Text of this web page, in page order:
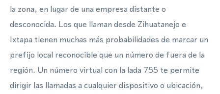
la zona, en lugar de una empresa distante o
desconocida. Los que llaman desde Zihuatanejo e
Ixtapa tienen muchas más probabilidades de marcar un
prefijo local reconocible que un número de fuera de la
región. Un número virtual con la lada 755 te permite
dirigir las llamadas a cualquier dispositivo o ubicación,